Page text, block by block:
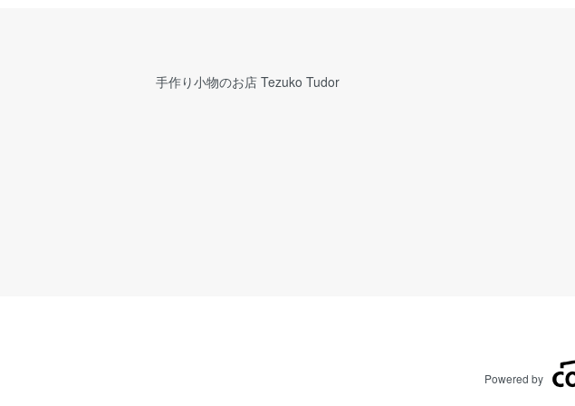
手作り小物のお店 Tezuko Tudor
Powered by